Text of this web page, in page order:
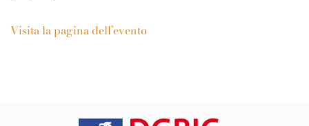
Visita la pagina dell’evento